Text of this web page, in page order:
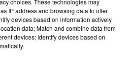
des carburants explosent :
et SP95-E10 au-dessus de...
choices. These technologies may
IP address and browsing data to offer
devices based on information actively
data; Match and combine data from
devices; Identify devices based on